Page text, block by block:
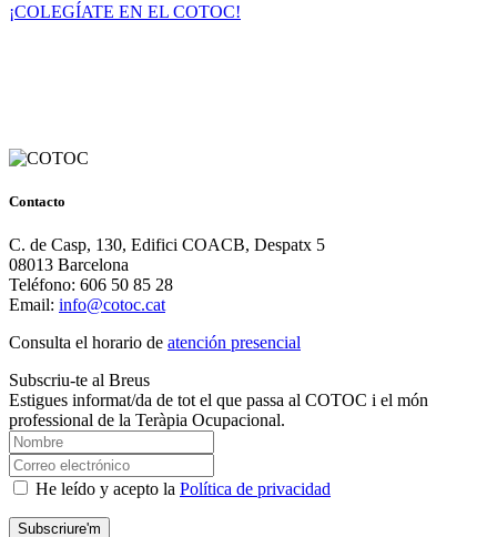
¡COLEGÍATE EN EL COTOC!
Contacto
C. de Casp, 130, Edifici COACB, Despatx 5
08013 Barcelona
Teléfono: 606 50 85 28
Email: info@cotoc.cat
Consulta el horario de atención presencial
Subscriu-te al Breus
Estigues informat/da de tot el que passa al COTOC i el món
professional de la Teràpia Ocupacional.
He leído y acepto la Política de privacidad